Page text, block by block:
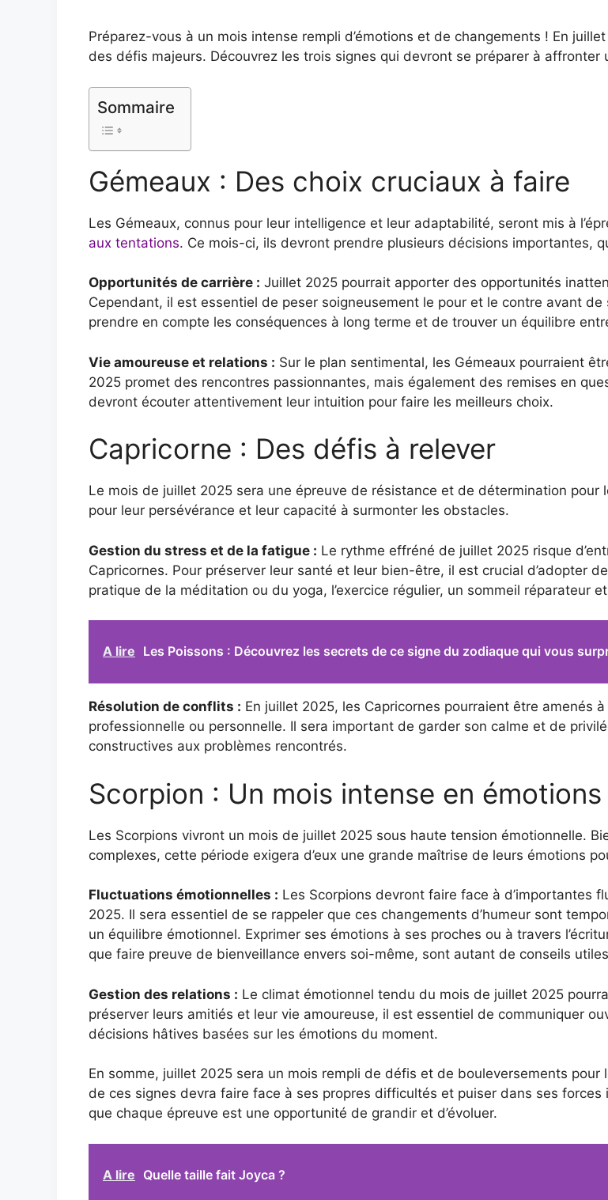
Préparez-vous à un mois intense rempli d’émotions et de changements ! En
des défis majeurs. Découvrez les trois signes qui devront se préparer à affronter
Sommaire
Gémeaux : Des choix cruciaux à faire
Les Gémeaux, connus pour leur intelligence et leur adaptabilité, seront mis à
aux tentations. Ce mois-ci, ils devront prendre plusieurs décisions importantes,
Opportunités de carrière : Juillet 2025 pourrait apporter des opportunités
Cependant, il est essentiel de peser soigneusement le pour et le contre avant de
prendre en compte les conséquences à long terme et de trouver un équilibre
Vie amoureuse et relations : Sur le plan sentimental, les Gémeaux pourraient
2025 promet des rencontres passionnantes, mais également des remises en
devront écouter attentivement leur intuition pour faire les meilleurs choix.
Capricorne : Des défis à relever
Le mois de juillet 2025 sera une épreuve de résistance et de détermination
pour leur persévérance et leur capacité à surmonter les obstacles.
Gestion du stress et de la fatigue : Le rythme effréné de juillet 2025 risque
Capricornes. Pour préserver leur santé et leur bien-être, il est crucial d’adopter
pratique de la méditation ou du yoga, l’exercice régulier, un sommeil réparateur
A lire Les Poissons : Découvrez les secrets de ce signe du zodiaque qui vous
Résolution de conflits : En juillet 2025, les Capricornes pourraient être amenés
professionnelle ou personnelle. Il sera important de garder son calme et de
constructives aux problèmes rencontrés.
Scorpion : Un mois intense en émotions
Les Scorpions vivront un mois de juillet 2025 sous haute tension émotionnelle.
complexes, cette période exigera d’eux une grande maîtrise de leurs émotions
Fluctuations émotionnelles : Les Scorpions devront faire face à d’importantes
2025. Il sera essentiel de se rappeler que ces changements d’humeur sont
un équilibre émotionnel. Exprimer ses émotions à ses proches ou à travers
que faire preuve de bienveillance envers soi-même, sont autant de conseils
Gestion des relations : Le climat émotionnel tendu du mois de juillet 2025
préserver leurs amitiés et leur vie amoureuse, il est essentiel de communiquer
décisions hâtives basées sur les émotions du moment.
En somme, juillet 2025 sera un mois rempli de défis et de bouleversements pour
de ces signes devra faire face à ses propres difficultés et puiser dans ses
que chaque épreuve est une opportunité de grandir et d’évoluer.
A lire Quelle taille fait Joyca ?